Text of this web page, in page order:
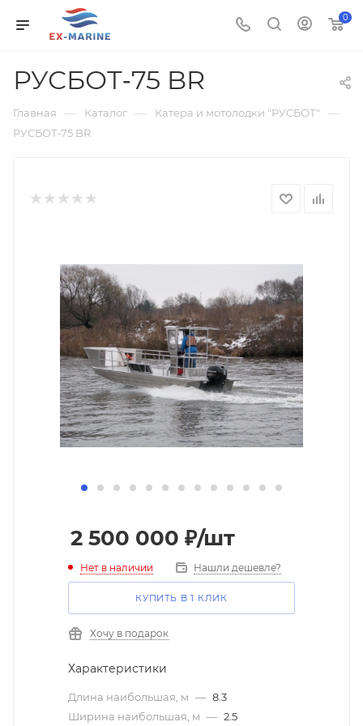
0
РУСБОТ‑75 BR
Главная — Каталог — Катера и мотолодки "РУСБОТ" —
РУСБОТ‑75 BR
2 500 000 ₽/шт
Нет в наличии Нашли дешевле?
КУПИТЬ В 1 КЛИК
Хочу в подарок
Характеристики
Длина наибольшая, м — 8.3
Ширина наибольшая, м — 2.5